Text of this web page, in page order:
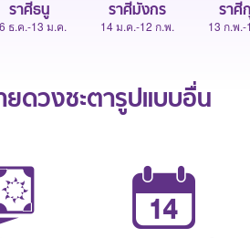
ราศีธนู
ธ.ค.-13 ม.ค.
ราศีมังกร
14 ม.ค.-12 ก.พ.
ราศี
13 ก.พ.-
ยดวงชะตารูปแบบอื่น